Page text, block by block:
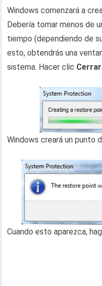
Windows comenzará a
Debería tomar menos de
tiempo (dependiendo de
esto, obtendrás una
sistema. Hacer clic Cerrar.
Windows creará un punto
Cuando esto aparezca,